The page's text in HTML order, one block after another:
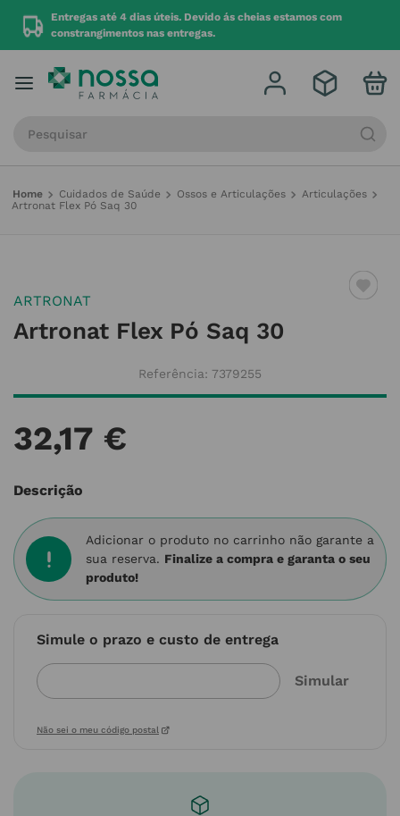
Entregas até 4 dias úteis. Devido ás cheias estamos com
constrangimentos nas entregas.
Cuidados de Saúde Ossos e Articulações
Articulações
Artronat Flex Pó Saq 30
ARTRONAT
Artronat Flex Pó Saq 30
Referência: 7379255
32,17 €
Descrição
Adicionar o produto no carrinho não garante a
sua reserva. Finalize a compra e garanta o seu
produto!
Simule o prazo e custo de entrega
Não sei o meu código postal